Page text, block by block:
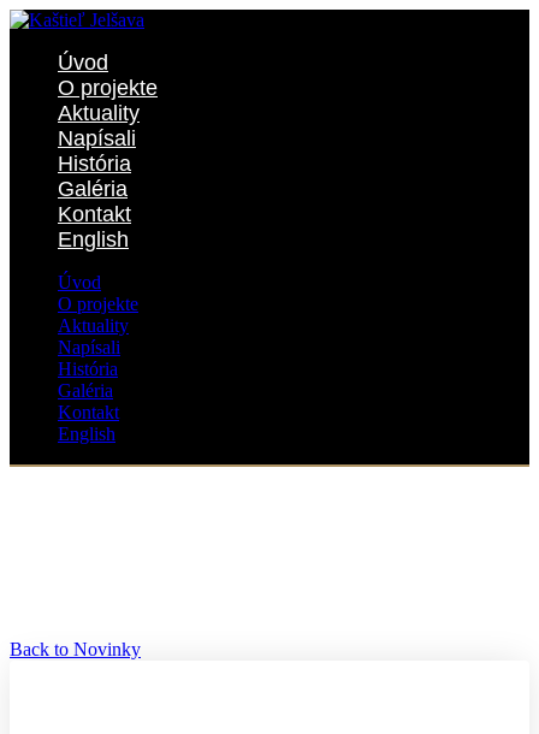
Úvod
O projekte
Aktuality
Napísali
História
Galéria
Kontakt
English
Úvod
O projekte
Aktuality
Napísali
História
Galéria
Kontakt
English
Back to Novinky